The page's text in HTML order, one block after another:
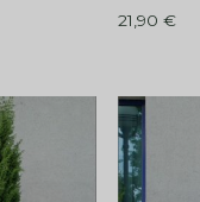
21,90 €